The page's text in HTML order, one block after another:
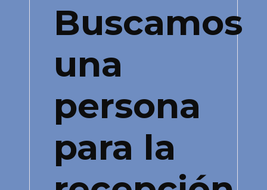
Buscamos
una
persona
para la